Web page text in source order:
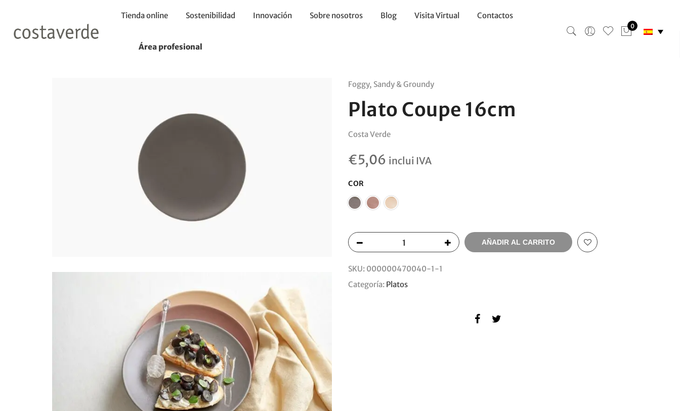
Tienda online Sostenibilidad Innovación Sobre nosotros Blog Visita Virtual Contactos
Área profesional
0
Foggy, Sandy & Groundy
Plato Coupe 16cm
Costa Verde
€5,06 inclui IVA
COR
AÑADIR AL CARRITO
SKU: 000000470040-1-1
Categoría: Platos